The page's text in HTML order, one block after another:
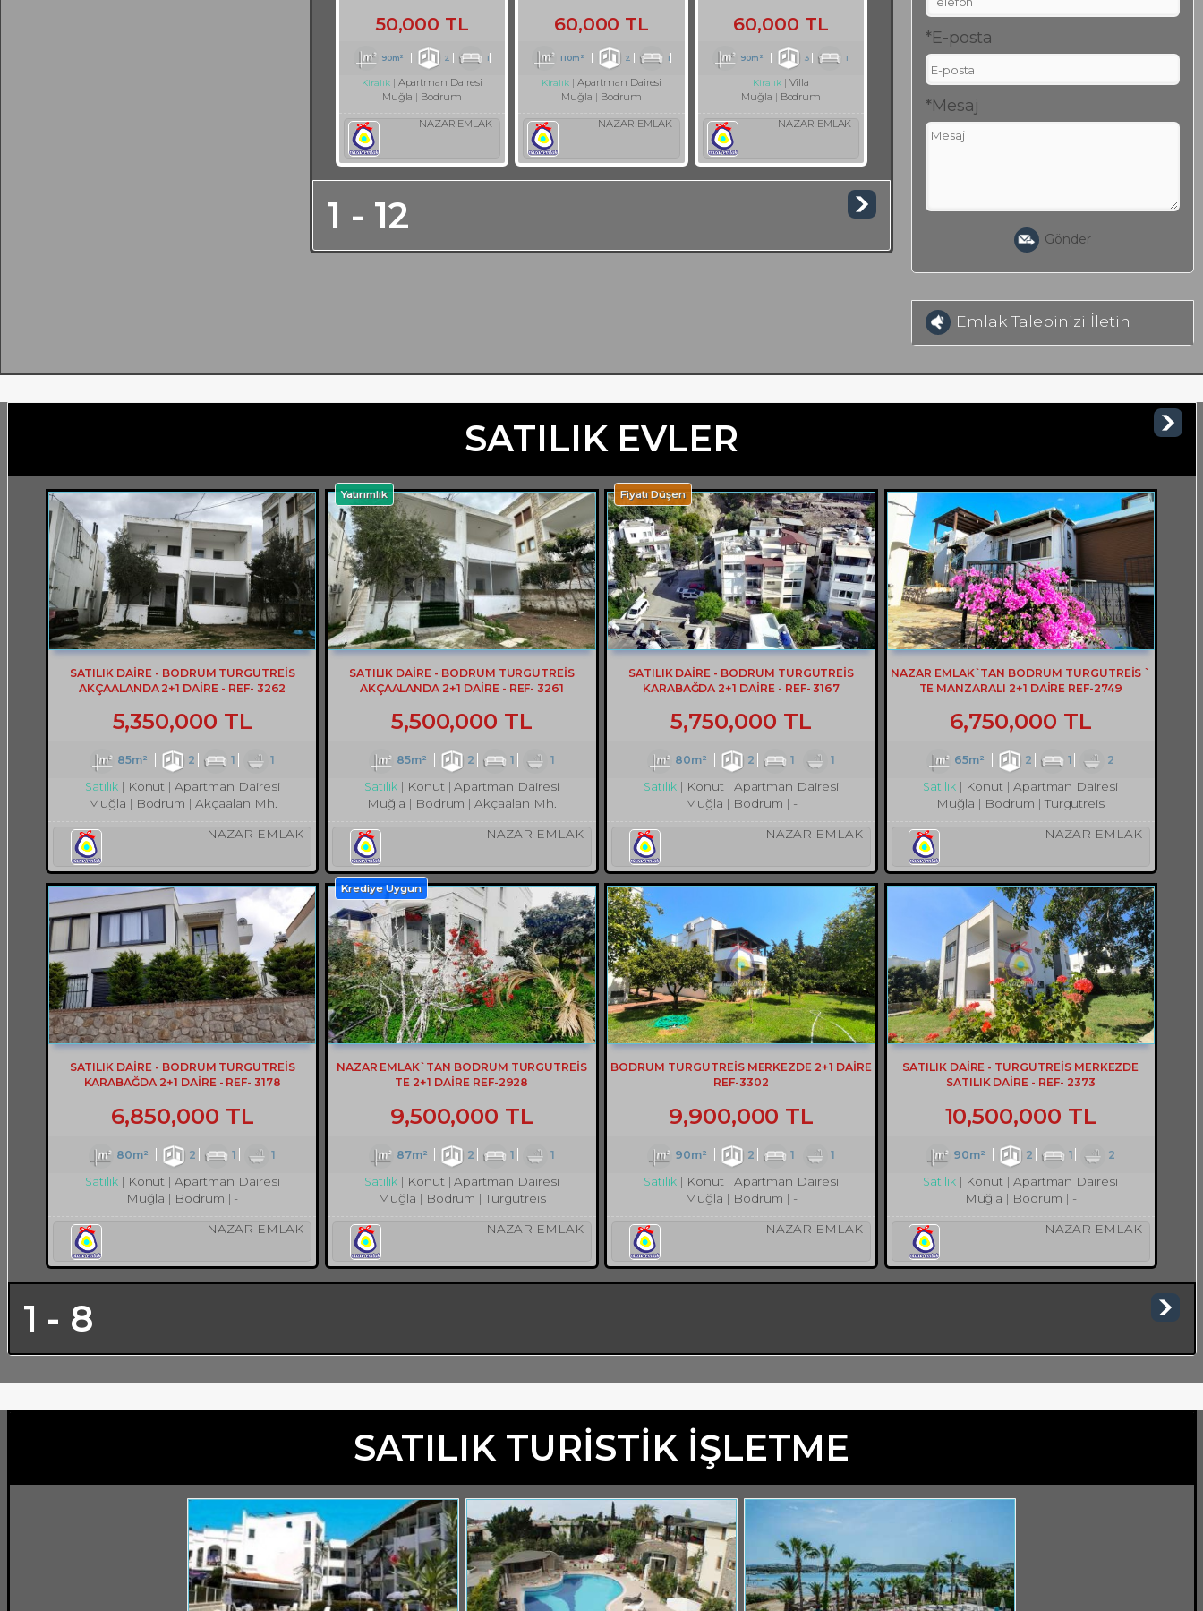
50,000 TL
90m² 2 1
Kiralık
Apartman Dairesi
Muğla
Bodrum
NAZAR EMLAK
60,000 TL
110m² 2 1
Kiralık
Apartman Dairesi
Muğla
Bodrum
NAZAR EMLAK
60,000 TL
90m² 3 1
Kiralık
Villa
Muğla
Bodrum
NAZAR EMLAK
1 - 12
*E-posta
*Mesaj
Gönder
Emlak Talebinizi İletin
SATILIK EVLER
SATILIK DAİRE - BODRUM TURGUTREİS
AKÇAALANDA 2+1 DAİRE - REF- 3262
5,350,000 TL
85m² 2 1
1
Satılık
Konut
Apartman Dairesi
Muğla
Bodrum Akçaalan Mh.
NAZAR EMLAK
Yatırımlık
SATILIK DAİRE - BODRUM TURGUTREİS
AKÇAALANDA 2+1 DAİRE - REF- 3261
5,500,000 TL
85m² 2 1
1
Satılık
Konut
Apartman Dairesi
Muğla
Bodrum Akçaalan Mh.
NAZAR EMLAK
Fiyatı Düşen
SATILIK DAİRE - BODRUM TURGUTREİS
KARABAĞDA 2+1 DAİRE - REF- 3167
5,750,000 TL
80m² 2 1
1
Satılık
Konut
Apartman Dairesi
Muğla
Bodrum -
NAZAR EMLAK
NAZAR EMLAK`TAN BODRUM TURGUTREİS `
TE MANZARALI 2+1 DAİRE REF-2749
6,750,000 TL
65m² 2 1
2
Satılık
Konut
Apartman Dairesi
Muğla
Bodrum Turgutreis
NAZAR EMLAK
SATILIK DAİRE - BODRUM TURGUTREİS
KARABAĞDA 2+1 DAİRE - REF- 3178
6,850,000 TL
80m² 2 1
1
Satılık
Konut
Apartman Dairesi
Muğla
Bodrum -
NAZAR EMLAK
Krediye Uygun
NAZAR EMLAK`TAN BODRUM TURGUTREİS
TE 2+1 DAİRE REF-2928
9,500,000 TL
87m² 2 1
1
Satılık
Konut
Apartman Dairesi
Muğla
Bodrum Turgutreis
NAZAR EMLAK
BODRUM TURGUTREİS MERKEZDE 2+1 DAİRE
REF-3302
9,900,000 TL
90m² 2 1
1
Satılık
Konut
Apartman Dairesi
Muğla
Bodrum -
NAZAR EMLAK
SATILIK DAİRE - TURGUTREİS MERKEZDE
SATILIK DAİRE - REF- 2373
10,500,000 TL
90m² 2 1
2
Satılık
Konut
Apartman Dairesi
Muğla
Bodrum -
NAZAR EMLAK
1 - 8
SATILIK TURİSTİK İŞLETME